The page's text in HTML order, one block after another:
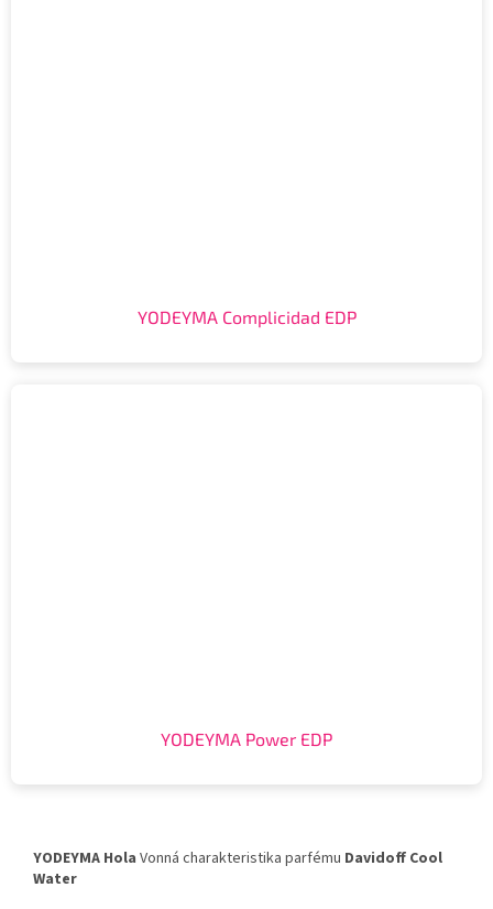
YODEYMA Complicidad EDP
YODEYMA Power EDP
YODEYMA Hola Vonná charakteristika parfému Davidoff Cool
Water